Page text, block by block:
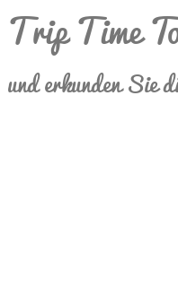
Trip Time
und erkunden Sie